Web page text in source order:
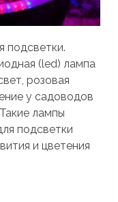
подсветки.
(led) лампа
розовая
у садоводов
лампы
подсветки
и цветения